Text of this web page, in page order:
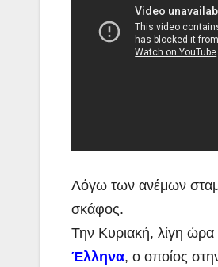
Λόγω των ανέμων
σκάφος.
Την Κυριακή, λίγη
Έλληνα, ο οποίος